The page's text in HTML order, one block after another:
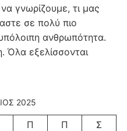
γνωρίζουμε, τι μας
σε πολύ πιο
ανθρωπότητα.
Όλα εξελίσσονται
2025
Π Π
Σ